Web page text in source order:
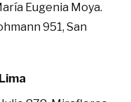
Eugenia Moya.
951, San